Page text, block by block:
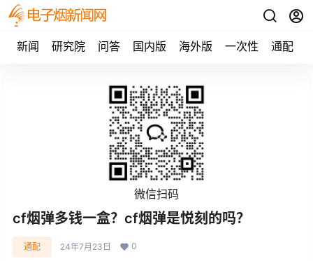
新闻 研究院 问答 国内版 海外版 一次性 通配
微信扫码
cf烟弹多钱一盒？cf烟弹是悦刻的吗？
通配 24年7月23日 0